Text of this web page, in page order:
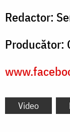
Redactor:
Producător:
Video